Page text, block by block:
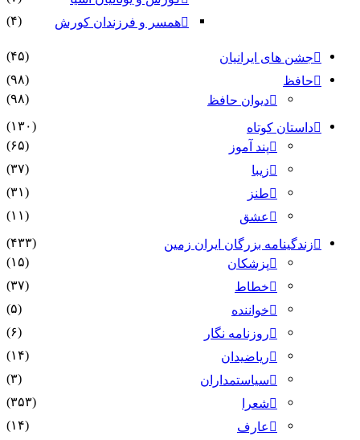
همسر و فرزندان کورش
(۴)
جشن های ایرانیان
(۴۵)
حافظ
(۹۸)
دیوان حافظ
(۹۸)
داستان کوتاه
(۱۳۰)
پند آموز
(۶۵)
زیبا
(۳۷)
طنز
(۳۱)
عشق
(۱۱)
زندگینامه بزرگان ایران زمین
(۴۳۳)
پزشکان
(۱۵)
خطاط
(۳۷)
خواننده
(۵)
روزنامه نگار
(۶)
ریاضیدان
(۱۴)
سیاستمداران
(۳)
شعرا
(۳۵۳)
عارف
(۱۴)